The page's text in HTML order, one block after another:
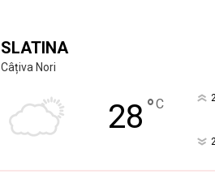
SLATINA
Câțiva Nori
28 °C